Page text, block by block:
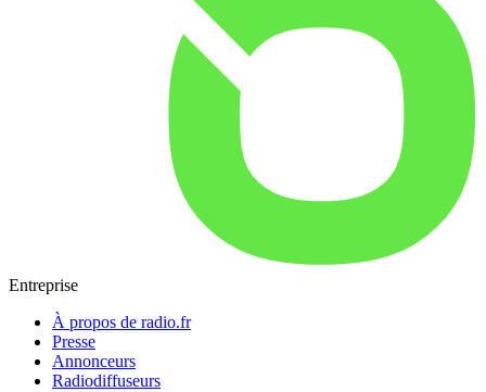
Entreprise
À propos de radio.fr
Presse
Annonceurs
Radiodiffuseurs